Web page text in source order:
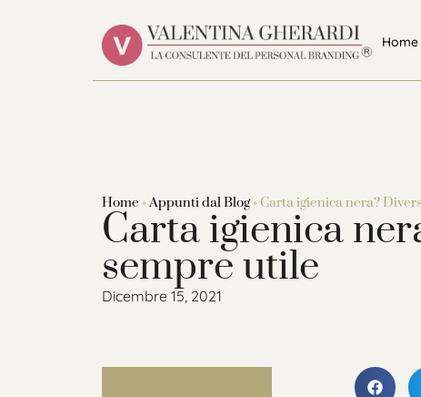
Home
Home »Appunti dal Blog»Carta igienica nera?
Carta igienica
sempre utile
Dicembre 15, 2021